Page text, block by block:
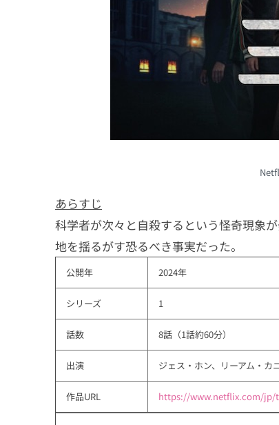
レイジング・ディオン
ロスト・イン・スペース
LUCIFER/ルシファー
ウィンクス・サーガ：宿命
あらすじ
科学者が次々と自殺するという怪奇現象
地を揺るがす恐るべき事実だった。
公開年 2024年
シリーズ 1
話数 8話（1話約60分）
出演 ジェス・ホン、リーアム・
作品URL https://www.netflix.com/jp/